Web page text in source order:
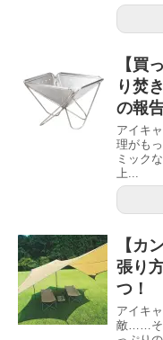
【買
り焚
の報
アイキ
理がも
ミック
上...
【カ
張り
つ！
アイキ
敵……そ